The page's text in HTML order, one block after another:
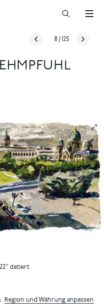
8 / 125
datiert
Region und Währung anpassen